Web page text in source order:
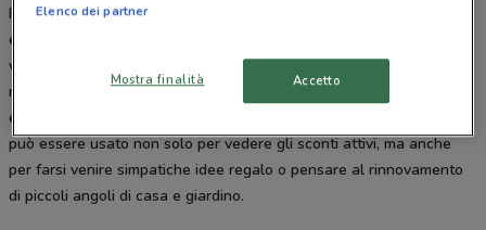
I
volantini Happy Casa vengono pubblicati a cadenza regolare
e aggiornati ogni due settimane circa, questo significa che ne
vengono pubblicati, di nuovi, almeno due volte al mese. In questo
modo l’azienda oltre a mostrare il suo catalogo presenta ai clienti,
e a tutti i curiosi, le ultime promozioni disponibili. Il volantino infine
può essere usato non solo per vedere gli sconti attivi, ma anche
per farsi venire simpatiche idee regalo o pensare al rinnovamento
di piccoli angoli di casa e giardino.
Elenco dei partner
Mostra finalità Accetto